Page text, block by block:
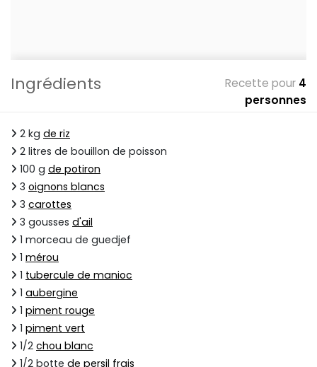
Ingrédients Recette pour 4
personnes
2 kg de riz
2 litres de bouillon de poisson
100 g de potiron
3 oignons blancs
3 carottes
3 gousses d'ail
1 morceau de guedjef
1 mérou
1 tubercule de manioc
1 aubergine
1 piment rouge
1 piment vert
1/2 chou blanc
1/2 botte de persil frais